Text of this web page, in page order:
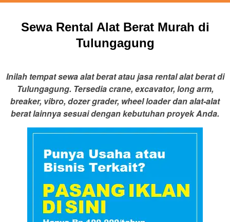
Sewa Rental Alat Berat Murah di
Tulungagung
Inilah tempat sewa alat berat atau jasa rental alat berat di
Tulungagung. Tersedia crane, excavator, long arm,
breaker, vibro, dozer grader, wheel loader dan alat-alat
berat lainnya sesuai dengan kebutuhan proyek Anda.